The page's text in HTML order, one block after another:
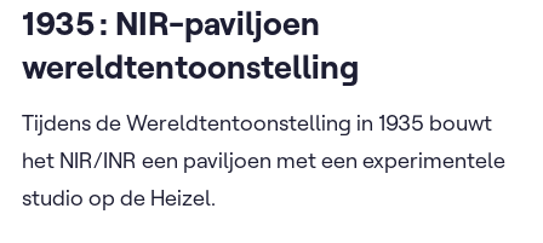
1935 : NIR-paviljoen
wereldtentoonstelling
Tijdens de Wereldtentoonstelling in 1935 bouwt
het NIR/INR een paviljoen met een experimentele
studio op de Heizel.